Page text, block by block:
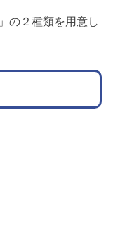
の２種類を用意し